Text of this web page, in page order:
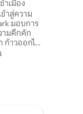
าเมือง
าสู่ความ
มอบการ
มคึกคัก
ก้าวออกไป
ชอุ่มตาม
ล่นชมวิว
ห้องครัวที่